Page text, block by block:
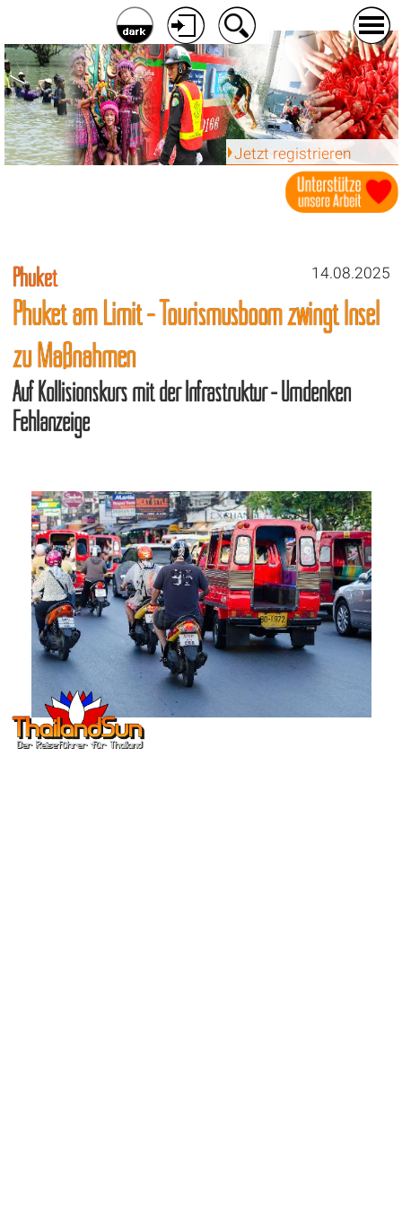
Jetzt registrieren
14.08.2025
Phuket
Phuket am Limit - Tourismusboom zwingt Insel
zu Maßnahmen
Auf Kollisionskurs mit der Infrastruktur - Umdenken
Fehlanzeige